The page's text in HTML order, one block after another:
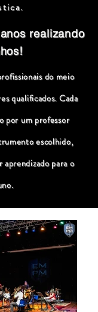
realizando
do meio
qualificados. Cada
por um professor
escolhido,
aprendizado para o